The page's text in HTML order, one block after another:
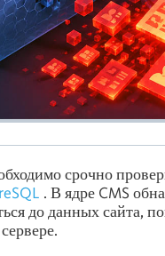
срочно
. В ядре CMS
до данных сайта,